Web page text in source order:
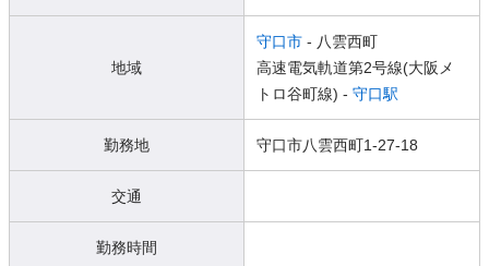
地域
守口市 - 八雲西町
高速電気軌道第2号線(大阪メ
トロ谷町線) - 守口駅
勤務地 守口市八雲西町1-27-18
交通
勤務時間